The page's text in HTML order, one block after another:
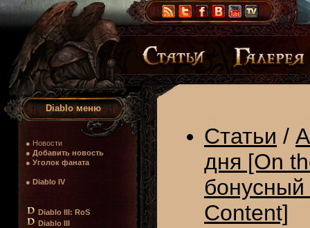
Diablo меню
● Новости
● Добавить новость
● Уголок фаната
● Diablo IV
Diablo III: RoS
Diablo III
Статьи /
дня [On
Content]